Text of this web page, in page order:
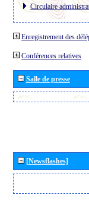
Circulaire
Enregistrement des
Conférences relatives
Salle de presse
[Newsflashes]